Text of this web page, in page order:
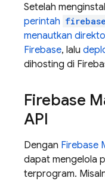
Setelah
perintah firebase
menautkan
Firebase, lalu
dihosting di
Firebase
API
Dengan Firebase
dapat mengelola
terprogram.